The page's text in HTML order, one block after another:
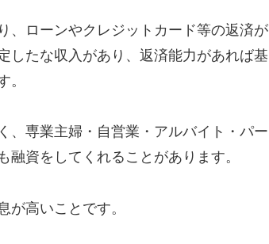
、ローンやクレジットカード等の返済が
したな収入があり、返済能力があれば基
。
、専業主婦・自営業・アルバイト・パー
融資をしてくれることがあります。
が高いことです。